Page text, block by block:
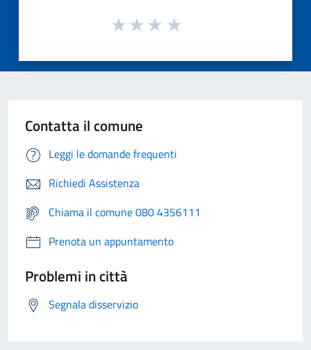
Contatta il comune
Leggi le domande frequenti
Richiedi Assistenza
Chiama il comune 080 4356111
Prenota un appuntamento
Problemi in città
Segnala disservizio